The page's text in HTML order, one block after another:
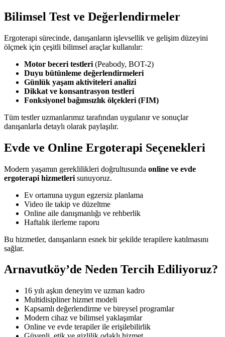
Bilimsel Test ve Değerlendirmeler
Ergoterapi sürecinde, danışanların işlevsellik ve gelişim düzeyini
ölçmek için çeşitli bilimsel araçlar kullanılır:
Motor beceri testleri (Peabody, BOT-2)
Duyu bütünleme değerlendirmeleri
Günlük yaşam aktiviteleri analizi
Dikkat ve konsantrasyon testleri
Fonksiyonel bağımsızlık ölçekleri (FIM)
Tüm testler uzmanlarımız tarafından uygulanır ve sonuçlar
danışanlarla detaylı olarak paylaşılır.
Evde ve Online Ergoterapi Seçenekleri
Modern yaşamın gereklilikleri doğrultusunda online ve evde
ergoterapi hizmetleri sunuyoruz.
Ev ortamına uygun egzersiz planlama
Video ile takip ve düzeltme
Online aile danışmanlığı ve rehberlik
Haftalık ilerleme raporu
Bu hizmetler, danışanların esnek bir şekilde terapilere katılmasını
sağlar.
Arnavutköy’de Neden Tercih Ediliyoruz?
16 yılı aşkın deneyim ve uzman kadro
Multidisipliner hizmet modeli
Kapsamlı değerlendirme ve bireysel programlar
Modern cihaz ve bilimsel yaklaşımlar
Online ve evde terapiler ile erişilebilirlik